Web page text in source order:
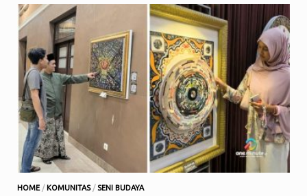
HOME / KOMUNITAS/ SENI BUDAYA